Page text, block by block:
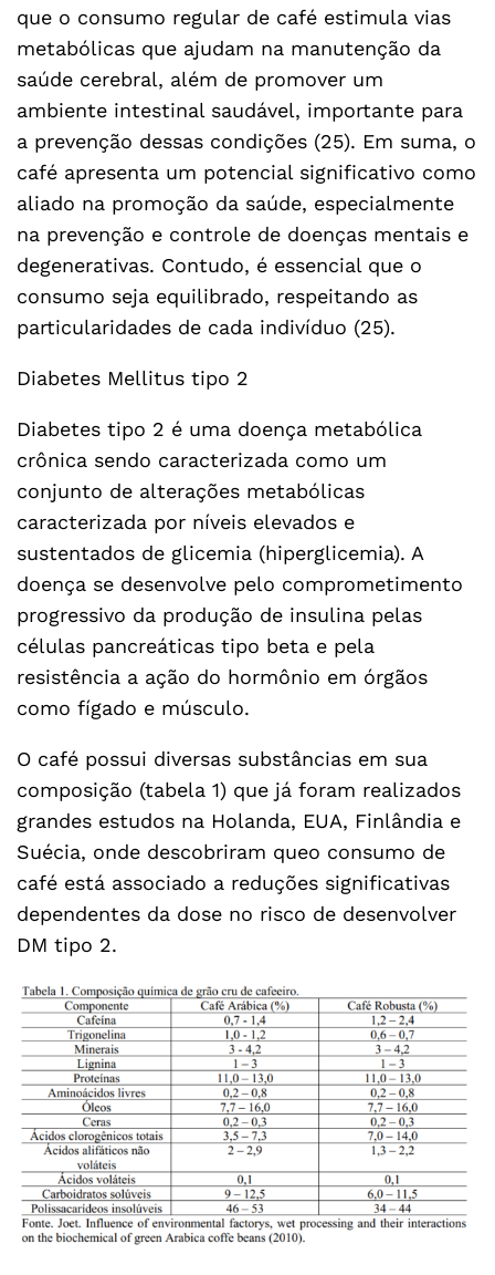
que o consumo regular de café estimula vias
metabólicas que ajudam na manutenção da
saúde cerebral, além de promover um
ambiente intestinal saudável, importante para
a prevenção dessas condições (25). Em suma, o
café apresenta um potencial significativo como
aliado na promoção da saúde, especialmente
na prevenção e controle de doenças mentais e
degenerativas. Contudo, é essencial que o
consumo seja equilibrado, respeitando as
particularidades de cada indivíduo (25).
Diabetes Mellitus tipo 2
Diabetes tipo 2 é uma doença metabólica
crônica sendo caracterizada como um
conjunto de alterações metabólicas
caracterizada por níveis elevados e
sustentados de glicemia (hiperglicemia). A
doença se desenvolve pelo comprometimento
progressivo da produção de insulina pelas
células pancreáticas tipo beta e pela
resistência a ação do hormônio em órgãos
como fígado e músculo.
O café possui diversas substâncias em sua
composição (tabela 1) que já foram realizados
grandes estudos na Holanda, EUA, Finlândia e
Suécia, onde descobriram queo consumo de
café está associado a reduções significativas
dependentes da dose no risco de desenvolver
DM tipo 2.